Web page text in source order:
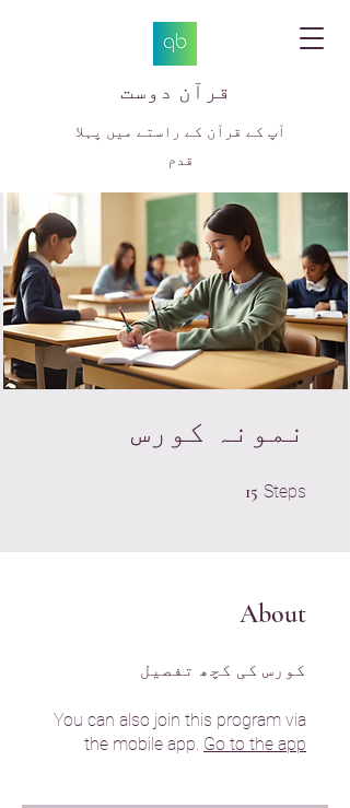
قرآن دوست
آپ کے قرآن کے راستے میں پہلا
قدم
نمونہ کورس
15 Steps
About
کورس کی کچھ تفصیل
You can also join this program via
the mobile app. Go to the app